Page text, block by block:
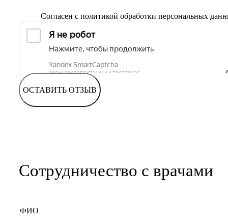
Согласен с политикой обработки персональных
ОСТАВИТЬ ОТЗЫВ
Сотрудничество с врачами